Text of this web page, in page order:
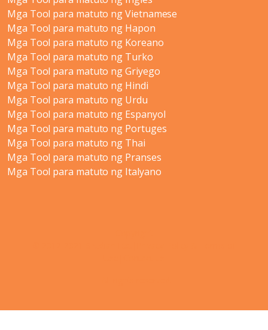
Mga Tool para matuto ng Vietnamese
Mga Tool para matuto ng Hapon
Mga Tool para matuto ng Koreano
Mga Tool para matuto ng Turko
Mga Tool para matuto ng Griyego
Mga Tool para matuto ng Hindi
Mga Tool para matuto ng Urdu
Mga Tool para matuto ng Espanyol
Mga Tool para matuto ng Portuges
Mga Tool para matuto ng Thai
Mga Tool para matuto ng Pranses
Mga Tool para matuto ng Italyano